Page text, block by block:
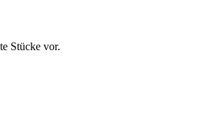
Stücke vor.